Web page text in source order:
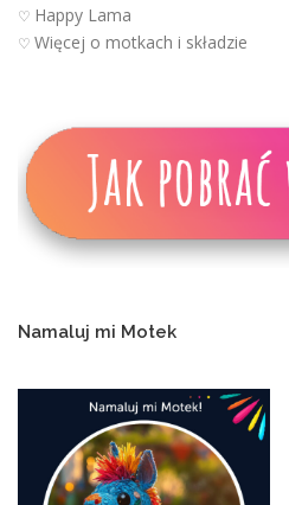
♡ Happy Lama
♡ Więcej o motkach i składzie
Namaluj mi Motek